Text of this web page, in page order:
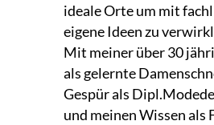
ideale Orte um mit
eigene Ideen zu
Mit meiner über 30
als gelernte
Gespür als
und meinen Wissen als